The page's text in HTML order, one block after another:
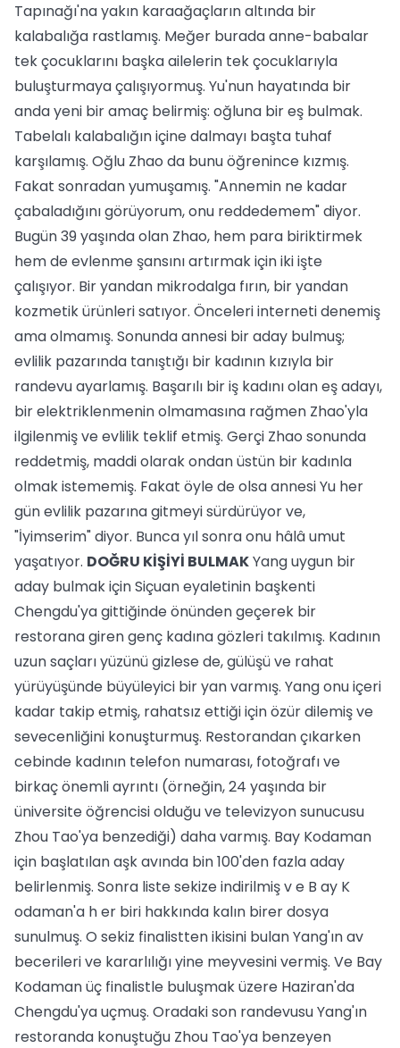
Tapınağı'na yakın karaağaçların altında bir
kalabalığa rastlamış. Meğer burada anne-babalar
tek çocuklarını başka ailelerin tek çocuklarıyla
buluşturmaya çalışıyormuş. Yu'nun hayatında bir
anda yeni bir amaç belirmiş: oğluna bir eş bulmak.
Tabelalı kalabalığın içine dalmayı başta tuhaf
karşılamış. Oğlu Zhao da bunu öğrenince kızmış.
Fakat sonradan yumuşamış. "Annemin ne kadar
çabaladığını görüyorum, onu reddedemem" diyor.
Bugün 39 yaşında olan Zhao, hem para biriktirmek
hem de evlenme şansını artırmak için iki işte
çalışıyor. Bir yandan mikrodalga fırın, bir yandan
kozmetik ürünleri satıyor. Önceleri interneti denemiş
ama olmamış. Sonunda annesi bir aday bulmuş;
evlilik pazarında tanıştığı bir kadının kızıyla bir
randevu ayarlamış. Başarılı bir iş kadını olan eş adayı,
bir elektriklenmenin olmamasına rağmen Zhao'yla
ilgilenmiş ve evlilik teklif etmiş. Gerçi Zhao sonunda
reddetmiş, maddi olarak ondan üstün bir kadınla
olmak istememiş. Fakat öyle de olsa annesi Yu her
gün evlilik pazarına gitmeyi sürdürüyor ve,
"İyimserim" diyor. Bunca yıl sonra onu hâlâ umut
yaşatıyor. DOĞRU KİŞİYİ BULMAKYang uygun bir
aday bulmak için Siçuan eyaletinin başkenti
Chengdu'ya gittiğinde önünden geçerek bir
restorana giren genç kadına gözleri takılmış. Kadının
uzun saçları yüzünü gizlese de, gülüşü ve rahat
yürüyüşünde büyüleyici bir yan varmış. Yang onu içeri
kadar takip etmiş, rahatsız ettiği için özür dilemiş ve
sevecenliğini konuşturmuş. Restorandan çıkarken
cebinde kadının telefon numarası, fotoğrafı ve
birkaç önemli ayrıntı (örneğin, 24 yaşında bir
üniversite öğrencisi olduğu ve televizyon sunucusu
Zhou Tao'ya benzediği) daha varmış. Bay Kodaman
için başlatılan aşk avında bin 100'den fazla aday
belirlenmiş. Sonra liste sekize indirilmiş v e B ay K
odaman'a h er biri hakkında kalın birer dosya
sunulmuş. O sekiz finalistten ikisini bulan Yang'ın av
becerileri ve kararlılığı yine meyvesini vermiş. Ve Bay
Kodaman üç finalistle buluşmak üzere Haziran'da
Chengdu'ya uçmuş. Oradaki son randevusu Yang'ın
restoranda konuştuğu Zhou Tao'ya benzeyen